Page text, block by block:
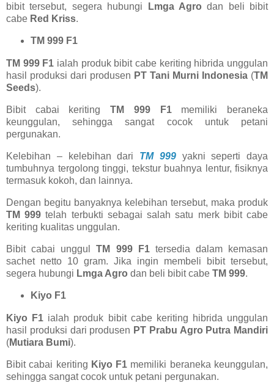
bibit tersebut, segera hubungi
Lmga Agro dan beli bibit
cabe Red Kriss.
TM 999 F1
TM 999 F1 ialah produk bibit cabe keriting hibrida unggulan
hasil produksi dari produsen PT Tani Murni Indonesia (TM
Seeds).
Bibit cabai keritingTM 999 F1memiliki beraneka
keunggulan, sehingga sangat cocok untuk petani
pergunakan.
Kelebihan – kelebihan dari TM 999yakni seperti daya
tumbuhnya tergolong tinggi, tekstur buahnya lentur, fisiknya
termasuk kokoh, dan lainnya.
Dengan begitu banyaknya kelebihan tersebut, maka produk
TM 999 telah terbukti sebagai salah satu merk bibit cabe
keriting kualitas unggulan.
Bibit cabai unggulTM 999 F1tersedia dalam kemasan
sachet netto 10 gram. Jika ingin membeli bibit tersebut,
segera hubungi Lmga Agro dan beli bibit cabe TM 999.
Kiyo F1
Kiyo F1 ialah produk bibit cabe keriting hibrida unggulan
hasil produksi dari produsen PT Prabu Agro Putra Mandiri
(Mutiara Bumi).
Bibit cabai keriting Kiyo F1 memiliki beraneka keunggulan,
sehingga sangat cocok untuk petani pergunakan.